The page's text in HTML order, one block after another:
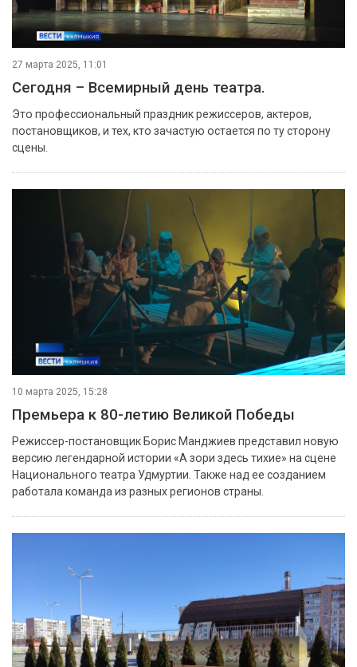
27 марта 2025, 11:01
Сегодня – Всемирный день театра.
Это профессиональный праздник режиссеров, актеров,
постановщиков, и тех, кто зачастую остается по ту сторону
сцены.
10 марта 2025, 15:28
Премьера к 80-летию Великой Победы
Режиссер-постановщик Борис Манджиев представил новую
версию легендарной истории «А зори здесь тихие» на сцене
Национального театра Удмуртии. Также над ее созданием
работала команда из разных регионов страны.